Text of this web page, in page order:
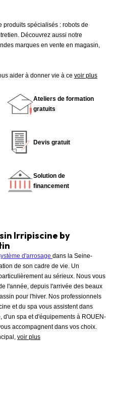
produits spécialisés : robots de
Découvrez aussi notre
marques en vente en magasin,
aider à donner vie à ce voir plus
Ateliers de formation
gratuits
Devis gratuit
Solution de
financement
Irripiscine by
d'arrosage dans la Seine-
de son cadre de vie. Un
au sérieux. Nous vous
l'année, depuis l'arrivée des beaux
pour l'hiver. Nos professionnels
et du spa vous assistent dans
spa et d'équipements à ROUEN-
accompagnent dans vos choix.
voir plus